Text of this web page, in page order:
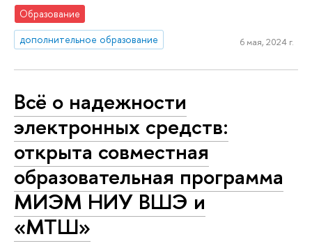
Образование
дополнительное образование
6 мая, 2024 г.
Всё о надежности
электронных средств:
открыта совместная
образовательная программа
МИЭМ НИУ ВШЭ и
«МТШ»